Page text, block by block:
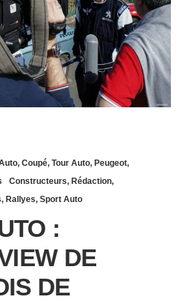
, Coupé, Tour Auto, Peugeot,
Constructeurs, Rédaction,
, Rallyes, Sport Auto
:
DE
DE